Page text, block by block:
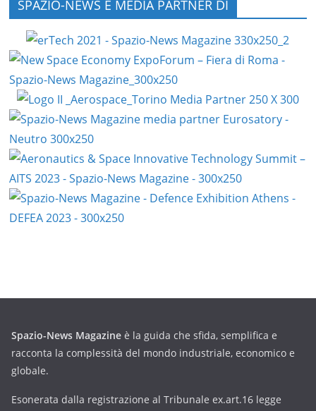
SPAZIO-NEWS È MEDIA PARTNER DI
Spazio-News Magazine è la guida che sfida, semplifica e
racconta la complessità del mondo industriale, economico e
globale.
Esonerata dalla registrazione al Tribunale ex.art.16 legge